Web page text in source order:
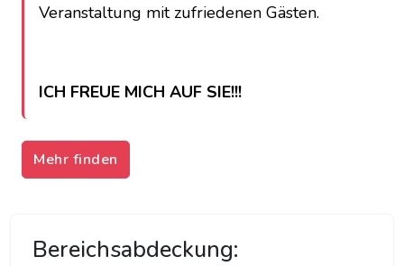
Veranstaltung mit zufriedenen Gästen.
ICH FREUE MICH AUF SIE!!!
Mehr finden
Bereichsabdeckung: